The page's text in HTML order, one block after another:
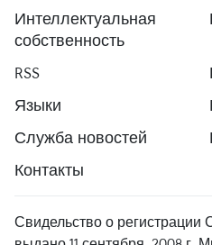
Интеллектуальная
собственность
RSS
Языки
Служба новостей
Контакты
Свидельство о регистрации